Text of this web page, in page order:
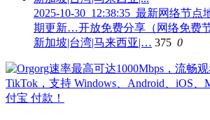
2025-10-30_12:38:35_最新网络节
期更新…开放免费分享（网络免费
新加坡|台湾|马来西亚|… 375 0